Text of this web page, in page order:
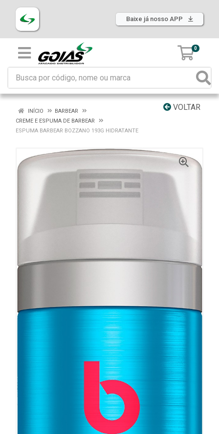
Baixe já nosso APP
0
VOLTAR
INÍCIO
BARBEAR
CREME E ESPUMA DE BARBEAR
ESPUMA BARBEAR BOZZANO 193G HIDRATANTE